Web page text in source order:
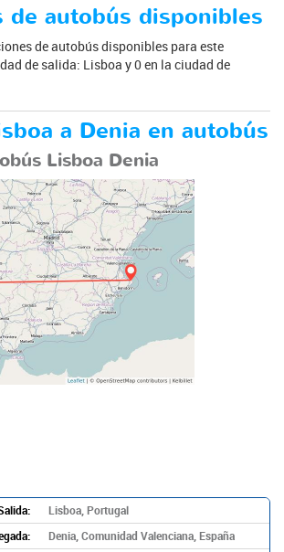
de autobús disponibles
de autobús disponibles para este
de salida: Lisboa y 0 en la ciudad de
a Denia en autobús
Lisboa Denia
Lisboa, Portugal
Denia, Comunidad Valenciana, España